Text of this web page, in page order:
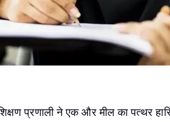
प्रणाली ने एक और मील का पत्थर